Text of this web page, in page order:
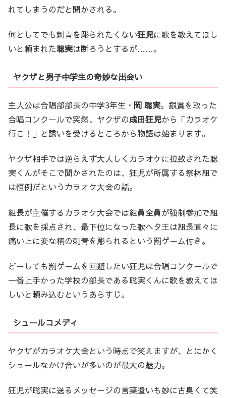
れてしまうのだと聞かされる。
何としてでも刺青を彫られたくない狂児に歌を教えてほし
いと頼まれた聡実は断ろうとするが……。
ヤクザと男子中学生の奇妙な出会い
主人公は合唱部部長の中学3年生・ 岡 聡実。銀賞を取った
合唱コンクールで突然、ヤクザの成田狂児から「カラオケ
行こ！」と誘いを受けるところから物語は始まります。
ヤクザ相手では逆らえず大人しくカラオケに拉致された聡
実くんがそこで聞かされたのは、狂児が所属する祭林組で
は恒例だというカラオケ大会の話。
組長が主催するカラオケ大会では組員全員が強制参加で組
長に歌を採点され、最下位になった歌ヘタ王は組長直々に
痛い上に変な柄の刺青を彫られるという罰ゲーム付き。
どーしても罰ゲームを回避したい狂児は合唱コンクールで
一番上手かった学校の部長である聡実くんに歌を教えてほ
しいと頼み込むというあらすじ。
シュールコメディ
ヤクザがカラオケ大会という時点で笑えますが、とにかく
シュールなかけ合いが多いのが最大の魅力。
狂児が聡実に送るメッセージの言葉遣いも妙に古臭くて笑